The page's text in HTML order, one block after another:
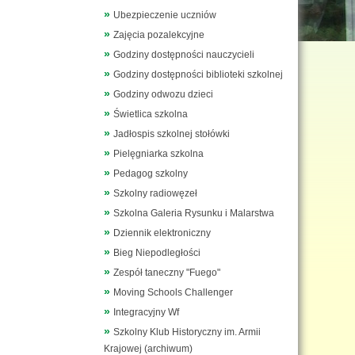
Ubezpieczenie uczniów
Zajęcia pozalekcyjne
Godziny dostępności nauczycieli
Godziny dostępności biblioteki szkolnej
Godziny odwozu dzieci
Świetlica szkolna
Jadłospis szkolnej stołówki
Pielęgniarka szkolna
Pedagog szkolny
Szkolny radiowęzeł
Szkolna Galeria Rysunku i Malarstwa
Dziennik elektroniczny
Bieg Niepodległości
Zespół taneczny "Fuego"
Moving Schools Challenger
Integracyjny Wf
Szkolny Klub Historyczny im. Armii
Krajowej (archiwum)